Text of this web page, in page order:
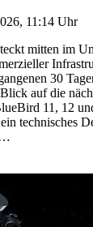
11:14 Uhr
mitten im
30
auf die
11, 12
technisches